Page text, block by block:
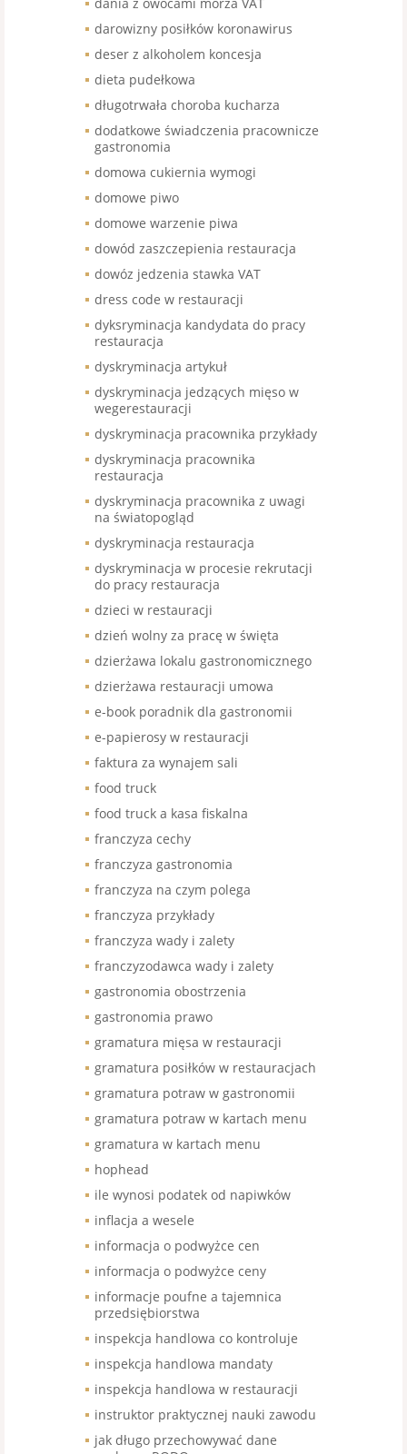
darowizny posiłków koronawirus
deser z alkoholem koncesja
dieta pudełkowa
długotrwała choroba kucharza
dodatkowe świadczenia pracownicze
gastronomia
domowa cukiernia wymogi
domowe piwo
domowe warzenie piwa
dowód zaszczepienia restauracja
dowóz jedzenia stawka VAT
dress code w restauracji
dyksryminacja kandydata do pracy
restauracja
dyskryminacja artykuł
dyskryminacja jedzących mięso w
wegerestauracji
dyskryminacja pracownika przykłady
dyskryminacja pracownika
restauracja
dyskryminacja pracownika z uwagi
na światopogląd
dyskryminacja restauracja
dyskryminacja w procesie rekrutacji
do pracy restauracja
dzieci w restauracji
dzień wolny za pracę w święta
dzierżawa lokalu gastronomicznego
dzierżawa restauracji umowa
e-book poradnik dla gastronomii
e-papierosy w restauracji
faktura za wynajem sali
food truck
food truck a kasa fiskalna
franczyza cechy
franczyza gastronomia
franczyza na czym polega
franczyza przykłady
franczyza wady i zalety
franczyzodawca wady i zalety
gastronomia obostrzenia
gastronomia prawo
gramatura mięsa w restauracji
gramatura posiłków w restauracjach
gramatura potraw w gastronomii
gramatura potraw w kartach menu
gramatura w kartach menu
hophead
ile wynosi podatek od napiwków
inflacja a wesele
informacja o podwyżce cen
informacja o podwyżce ceny
informacje poufne a tajemnica
przedsiębiorstwa
inspekcja handlowa co kontroluje
inspekcja handlowa mandaty
inspekcja handlowa w restauracji
instruktor praktycznej nauki zawodu
jak długo przechowywać dane